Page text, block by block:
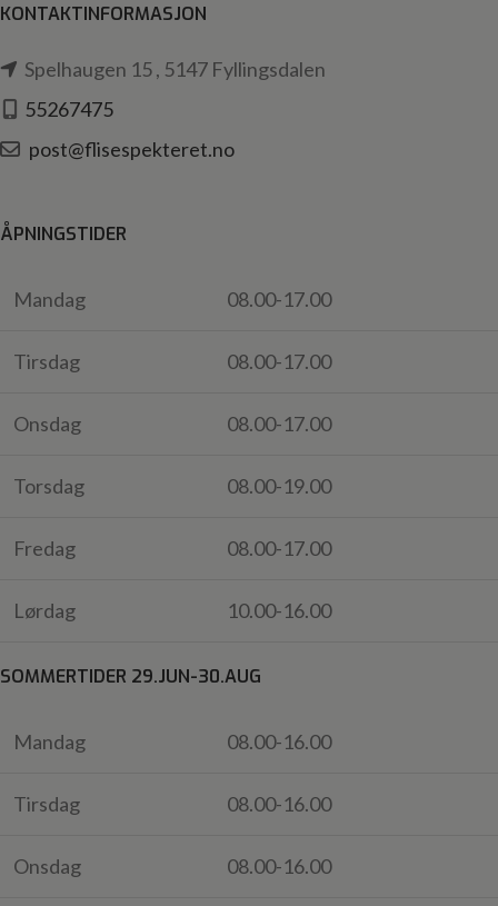
KONTAKTINFORMASJON
Spelhaugen 15 , 5147 Fyllingsdalen
55267475
post@flisespekteret.no
ÅPNINGSTIDER
Mandag 08.00-17.00
Tirsdag 08.00-17.00
Onsdag 08.00-17.00
Torsdag 08.00-19.00
Fredag 08.00-17.00
Lørdag 10.00-16.00
SOMMERTIDER 29.JUN-30.AUG
Mandag 08.00-16.00
Tirsdag 08.00-16.00
Onsdag 08.00-16.00